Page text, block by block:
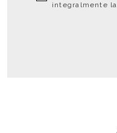
integralmente la